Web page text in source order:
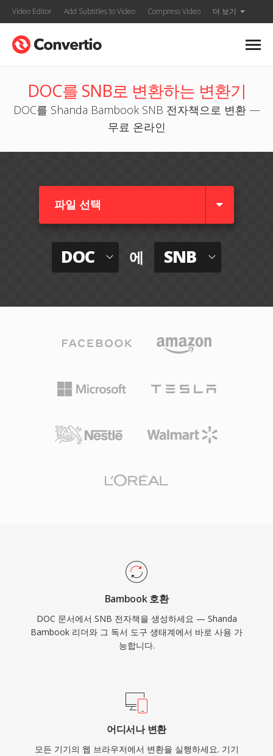
Video Editor Add Subtitles to Video Compress Video 더 보기
DOC를 SNB로 변환하는 변환기
DOC를 Shanda Bambook SNB 전자책으로 변환 —
무료 온라인
파일 선택
DOC 에 SNB
Bambook 호환
DOC 문서에서 SNB 전자책을 생성하세요 — Shanda
Bambook 리더와 그 독서 도구 생태계에서 바로 사용 가
능합니다.
어디서나 변환
모든 기기의 웹 브라우저에서 변환을 실행하세요. 기기